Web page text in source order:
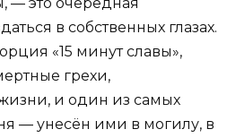
в собственных глазах.
«15 минут славы»,
грехи,
и один из самых
— унесён ими в могилу, в